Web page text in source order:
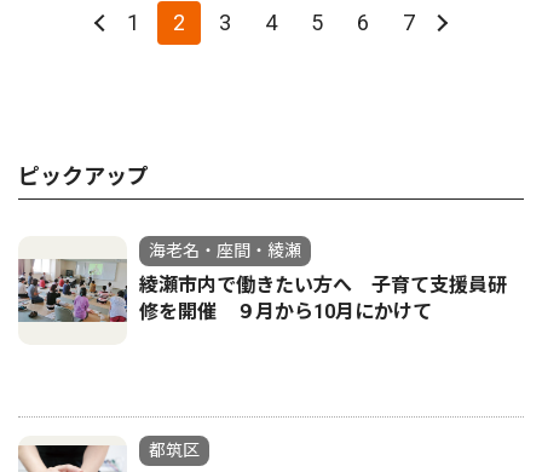
1 2 3 4 5 6 7
ピックアップ
海老名・座間・綾瀬
綾瀬市内で働きたい方へ 子育て支援員研
修を開催 ９月から10月にかけて
都筑区